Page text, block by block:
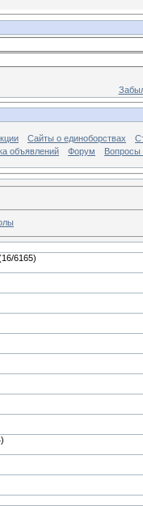
Сайты о единоборствах
объявлений
Форум Вопросы
16/6165)
)